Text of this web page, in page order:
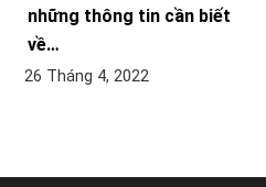
những thông tin cần biết
về…
26 Tháng 4, 2022